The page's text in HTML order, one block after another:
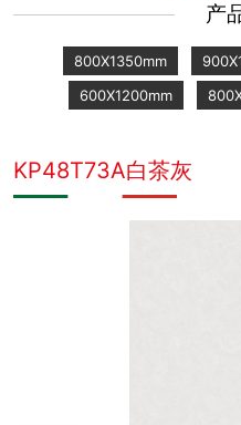
产
800X1350mm
600X1200mm
KP48T73A白茶灰